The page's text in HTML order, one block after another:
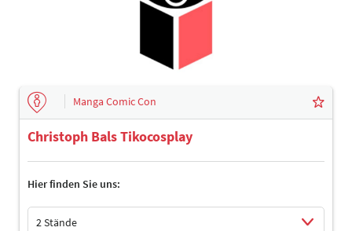
Manga Comic Con
Christoph Bals Tikocosplay
Hier finden Sie uns:
2 Stände